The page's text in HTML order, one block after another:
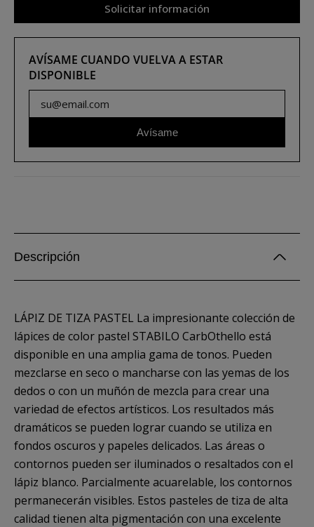
Solicitar información
AVÍSAME CUANDO VUELVA A ESTAR
DISPONIBLE
Avísame
Descripción
LÁPIZ DE TIZA PASTEL La impresionante colección de
lápices de color pastel STABILO CarbOthello está
disponible en una amplia gama de tonos. Pueden
mezclarse en seco o mancharse con las yemas de los
dedos o con un muñón de mezcla para crear una
variedad de efectos artísticos. Los resultados más
dramáticos se pueden lograr cuando se utiliza en
fondos oscuros y papeles delicados. Las áreas o
contornos pueden ser iluminados o resaltados con el
lápiz blanco. Parcialmente acuarelable, los contornos
permanecerán visibles. Estos pasteles de tiza de alta
calidad tienen alta pigmentación con una excelente